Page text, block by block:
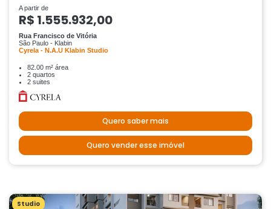
A partir de
R$ 1.555.932,00
Rua Francisco de Vitória
São Paulo - Klabin
Cyrela - N.A.U Klabin Studio
82.00 m² área
2 quartos
2 suites
Quero saber mais
Quero vender esse imóvel
Studio